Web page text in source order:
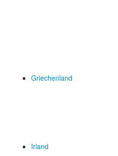
Griechenland
Irland